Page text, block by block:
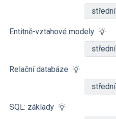
střední
Entitně-vztahové modely
střední
Relační databáze
střední
SQL: základy